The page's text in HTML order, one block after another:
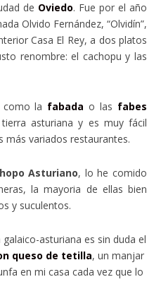
de Oviedo. Fue por el año
Olvido Fernández, “Olvidín”,
Casa El Rey, a dos platos
renombre: el cachopu y las
la fabada o las fabes
asturiana y es muy fácil
más variados restaurantes.
Asturiano, lo he comido
la mayoria de ellas bien
y suculentos.
asturiana es sin duda el
queso de tetilla, un manjar
en mi casa cada vez que lo